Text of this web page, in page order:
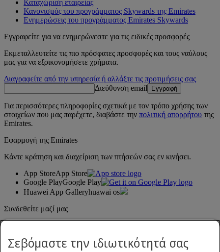
Καταχώριση εταιρείας
Κανονισμός του προγράμματος Skywards της Emirates
Ενημερώσεις του προγράμματος Emirates Skywards
Εγγραφείτε για να ενημερώνεστε για τις ειδικές προσφορές
Εκμεταλλευτείτε τις πιο πρόσφατες προσφορές και τους ναύλους
μας για να εξοικονομήσετε χρήματα.
Διαγραφείτε από την υπηρεσία ή αλλάξτε τις προτιμήσεις σας
Διεύθυνση email
Εγγραφή
Για περισσότερες πληροφορίες σχετικά με τον τρόπο χρήσης των
στοιχείων που μας παρέχετε, διαβάστε την πολιτική απορρήτου της
Emirates.
Εφαρμογή της Emirates
Κάντε κράτηση και διαχείριση των πτήσεών σας εν κινήσει.
App StoreApp Store
Google PlayGoogle Play
Huawei App Galleryhuawai os
Συνδεθείτε μαζί μας
Σεβόμαστε την ιδιωτικότητά σας